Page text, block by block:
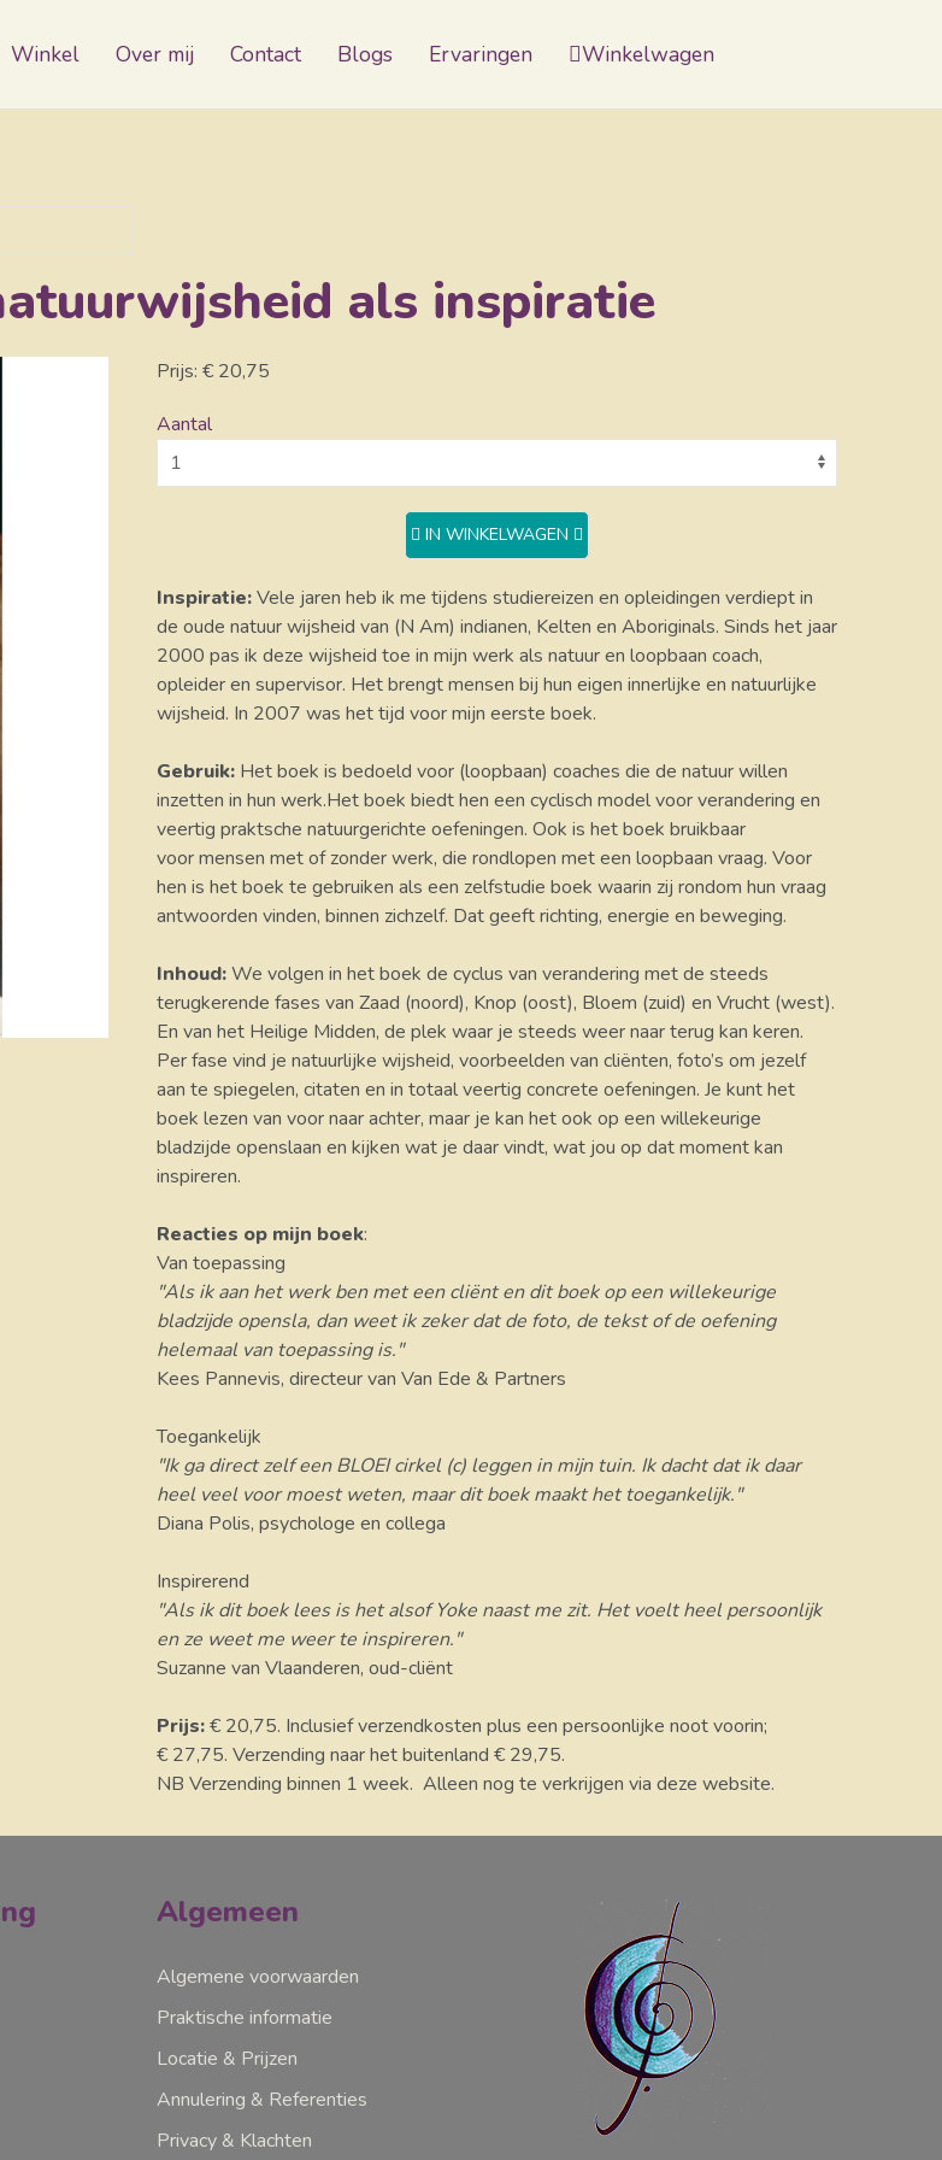
Winkel Over mij Contact Blogs Ervaringen Winkelwagen
als inspiratie
Prijs: € 20,75
Aantal
IN WINKELWAGEN
Inspiratie:Vele jaren heb ik me tijdens studiereizen en opleidingen verdiept in
de oude natuur wijsheid van (N Am) indianen, Kelten en Aboriginals. Sinds het jaar
2000 pas ik deze wijsheid toe in mijn werk als natuur en loopbaan coach,
opleider en supervisor. Het brengt mensen bij hun eigen innerlijke en natuurlijke
wijsheid. In 2007 was het tijd voor mijn eerste boek.
Gebruik: Het boek is bedoeld voor (loopbaan) coaches die de natuur willen
inzetten in hun werk.Het boek biedt hen een cyclisch model voor verandering en
veertig praktsche natuurgerichte oefeningen. Ook is het boek bruikbaar
voor mensen met of zonder werk, die rondlopen met een loopbaan vraag. Voor
hen is het boek te gebruiken als een zelfstudie boek waarin zij rondom hun vraag
antwoorden vinden, binnen zichzelf. Dat geeft richting, energie en beweging.
Inhoud:We volgen in het boek de cyclus van verandering met de steeds
terugkerende fases van Zaad (noord), Knop (oost), Bloem (zuid) en Vrucht (west).
En van het Heilige Midden, de plek waar je steeds weer naar terug kan keren.
Per fase vind je natuurlijke wijsheid, voorbeelden van cliënten, foto’s om jezelf
aan te spiegelen, citaten en in totaal veertig concrete oefeningen. Je kunt het
boek lezen van voor naar achter, maar je kan het ook op een willekeurige
bladzijde openslaan en kijken wat je daar vindt, wat jou op dat moment kan
inspireren.
Reacties op mijn boek:
Van toepassing
"Als ik aan het werk ben met een cliënt en dit boek op een willekeurige
bladzijde opensla, dan weet ik zeker dat de foto, de tekst of de oefening
helemaal van toepassing is."
Kees Pannevis, directeur van Van Ede & Partners
Toegankelijk
"Ik ga direct zelf een BLOEI cirkel (c) leggen in mijn tuin. Ik dacht dat ik daar
heel veel voor moest weten, maar dit boek maakt het toegankelijk."
Diana Polis, psychologe en collega
Inspirerend
"Als ik dit boek lees is het alsof Yoke naast me zit. Het voelt heel persoonlijk
en ze weet me weer te inspireren."
Suzanne van Vlaanderen, oud-cliënt
​Prijs:€ 20,75. Inclusief verzendkosten plus een persoonlijke noot voorin;
€ 27,75. Verzending naar het buitenland € 29,75.
NB Verzending binnen 1 week. Alleen nog te verkrijgen via deze website.
Algemeen
Algemene voorwaarden
Praktische informatie
Locatie & Prijzen
Annulering & Referenties
Privacy & Klachten